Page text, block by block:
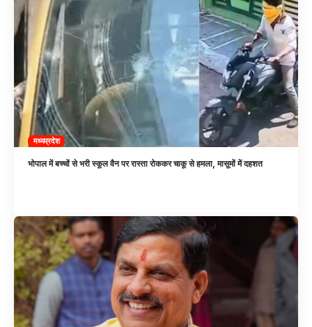
मध्यप्रदेश
भोपाल में बच्चों से भरी स्कूल वैन पर रास्ता रोककर चाकू से हमला, मासूमों में दहशत